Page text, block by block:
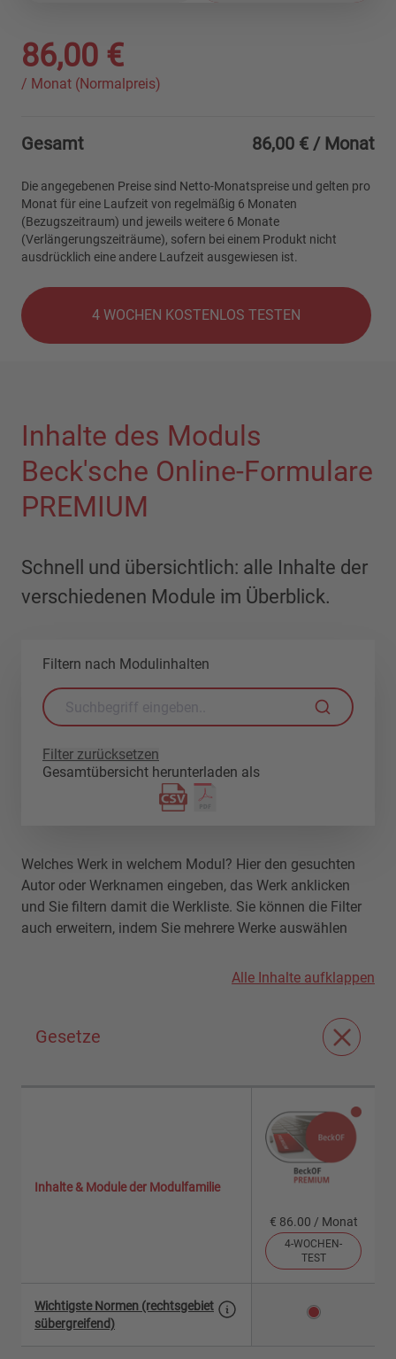
86,00 €
/ Monat (Normalpreis)
Gesamt 86,00 € / Monat
Die angegebenen Preise sind Netto-Monatspreise und gelten pro
Monat für eine Laufzeit von regelmäßig 6 Monaten
(Bezugszeitraum) und jeweils weitere 6 Monate
(Verlängerungszeiträume), sofern bei einem Produkt nicht
ausdrücklich eine andere Laufzeit ausgewiesen ist.
4 WOCHEN KOSTENLOS TESTEN
Inhalte des Moduls
Beck'sche Online-Formulare
PREMIUM
Schnell und übersichtlich: alle Inhalte der
verschiedenen Module im Überblick.
Filtern nach Modulinhalten
Filter zurücksetzen
Gesamtübersicht herunterladen als
Welches Werk in welchem Modul? Hier den gesuchten
Autor oder Werknamen eingeben, das Werk anklicken
und Sie filtern damit die Werkliste. Sie können die Filter
auch erweitern, indem Sie mehrere Werke auswählen
Alle Inhalte aufklappen
Gesetze
Inhalte & Module der Modulfamilie
€ 86.00 / Monat
4-WOCHEN-
TEST
Wichtigste Normen (rechtsgebiet
sübergreifend)